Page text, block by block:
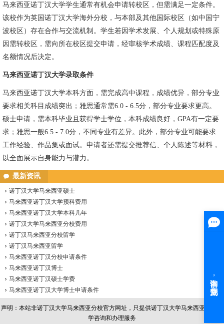
马来西亚诺丁汉大学学生通常有机会申请转校区，但需满足一定条件。
该校作为英国诺丁汉大学海外分校，与本部及其他国际校区（如中国宁
波校区）存在合作与交流机制。学生若因学术发展、个人规划或特殊原
因需转校区，需向所在校区提交申请，经审核学术成绩、课程匹配度及
名额情况后决定。
马来西亚诺丁汉大学录取条件
马来西亚诺丁汉大学本科方面，需完成高中课程，成绩优异，部分专业
要求相关科目成绩突出；雅思通常需6.0 - 6.5分，部分专业要求更高。
硕士申请，需本科毕业且获得学士学位，本科成绩良好，GPA有一定要
求；雅思一般6.5 - 7.0分，不同专业有差异。此外，部分专业可能要求
工作经验、作品集或面试。申请者还需提交推荐信、个人陈述等材料，
以全面展示自身能力与潜力。
最新资讯
诺丁汉大学马来西亚硕士
马来西亚诺丁汉大学预科费用
马来西亚诺丁汉大学本科几年
诺丁汉大学马来西亚分校费用
诺丁汉马来西亚分校留学
诺丁汉马来西亚留学
马来西亚诺丁汉分校申请条件
马来西亚诺丁汉博士
马来西亚诺丁汉硕士学费
马来西亚诺丁汉大学博士申请条件
声明：本站非诺丁汉大学马来西亚分校官方网址，只提供诺丁汉大学马来西亚分校留
学咨询和办理服务